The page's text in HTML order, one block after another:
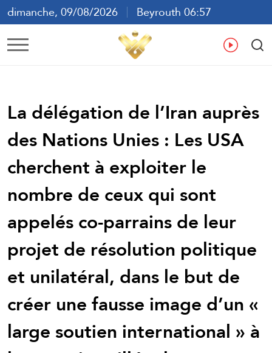
dimanche, 09/08/2026
Beyrouth 06:57
ع
La délégation de l’Iran auprès
des Nations Unies : Les USA
cherchent à exploiter le
nombre de ceux qui sont
appelés co-parrains de leur
projet de résolution politique
et unilatéral, dans le but de
créer une fausse image d’un «
large soutien international » à